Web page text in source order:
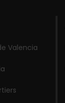
Valencia